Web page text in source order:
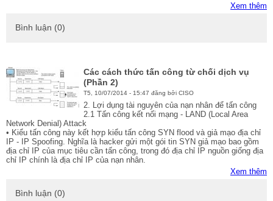
Xem thêm
Bình luận (0)
Các cách thức tấn công từ chối dịch vụ
(Phần 2)
T5, 10/07/2014 - 15:47 đăng bởi CISO
2. Lợi dụng tài nguyên của nạn nhân để tấn công
2.1 Tấn công kết nối mạng - LAND (Local Area
Network Denial) Attack
• Kiểu tấn công này kết hợp kiểu tấn công SYN flood và giả mạo địa chỉ
IP - IP Spoofing. Nghĩa là hacker gửi một gói tin SYN giả mạo bao gồm
địa chỉ IP của mục tiêu cần tấn công, trong đó địa chỉ IP nguồn giống địa
chỉ IP chính là địa chỉ IP của nạn nhân.
Xem thêm
Bình luận (0)